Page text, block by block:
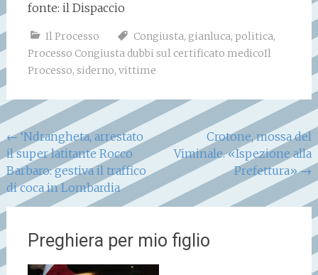
fonte: il Dispaccio
Il Processo Congiusta, gianluca, politica,
Processo Congiusta dubbi sul certificato medicoIl
Processo, siderno, vittime
Navigazione
articoli
←‘Ndrangheta, arrestato
il super latitante Rocco
Barbaro: gestiva il traffico
di coca in Lombardia
Crotone, mossa del
Viminale. «Ispezione alla
Prefettura»→
Preghiera per mio figlio